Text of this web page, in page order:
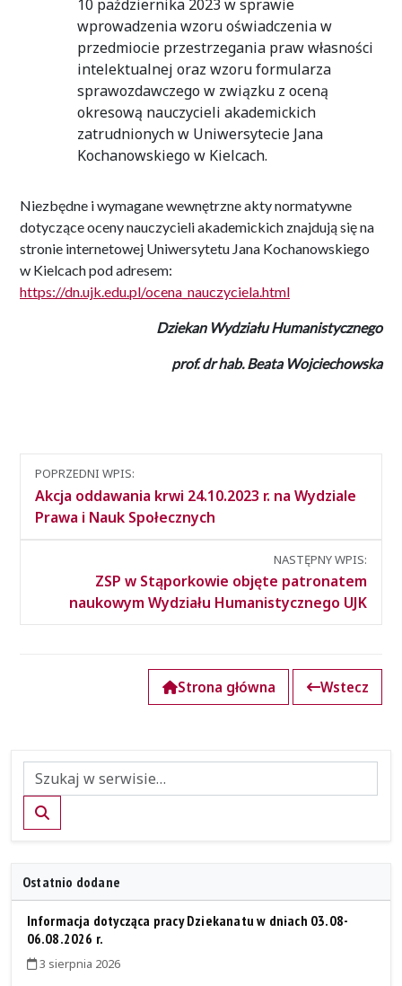
10 października 2023 w sprawie
wprowadzenia wzoru oświadczenia w
przedmiocie przestrzegania praw własności
intelektualnej oraz wzoru formularza
sprawozdawczego w związku z oceną
okresową nauczycieli akademickich
zatrudnionych w Uniwersytecie Jana
Kochanowskiego w Kielcach.
Niezbędne i wymagane wewnętrzne akty normatywne
dotyczące oceny nauczycieli akademickich znajdują się na
stronie internetowej Uniwersytetu Jana Kochanowskiego
w Kielcach pod adresem:
https://dn.ujk.edu.pl/ocena_nauczyciela.html
Dziekan Wydziału Humanistycznego
prof. dr hab. Beata Wojciechowska
Nawigacja
między
wpisami
POPRZEDNI WPIS:
Akcja oddawania krwi 24.10.2023 r. na Wydziale
Prawa i Nauk Społecznych
NASTĘPNY WPIS:
ZSP w Stąporkowie objęte patronatem
naukowym Wydziału Humanistycznego UJK
Strona główna Wstecz
Szukaj
Ostatnio dodane
Informacja dotycząca pracy Dziekanatu w dniach 03.08-
06.08.2026 r.
3 sierpnia 2026